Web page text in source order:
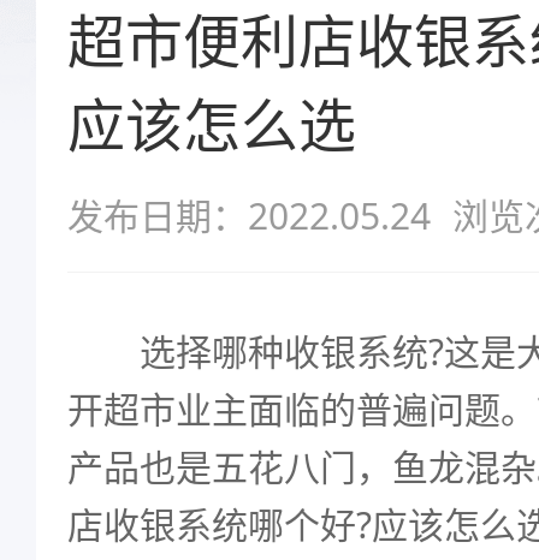
超市便利店收银
应该怎么选
发布日期：2022.05.24 浏览
选择哪种收银系统?这是
开超市业主面临的普遍问题
产品也是五花八门，鱼龙混
店收银系统哪个好?应该怎么